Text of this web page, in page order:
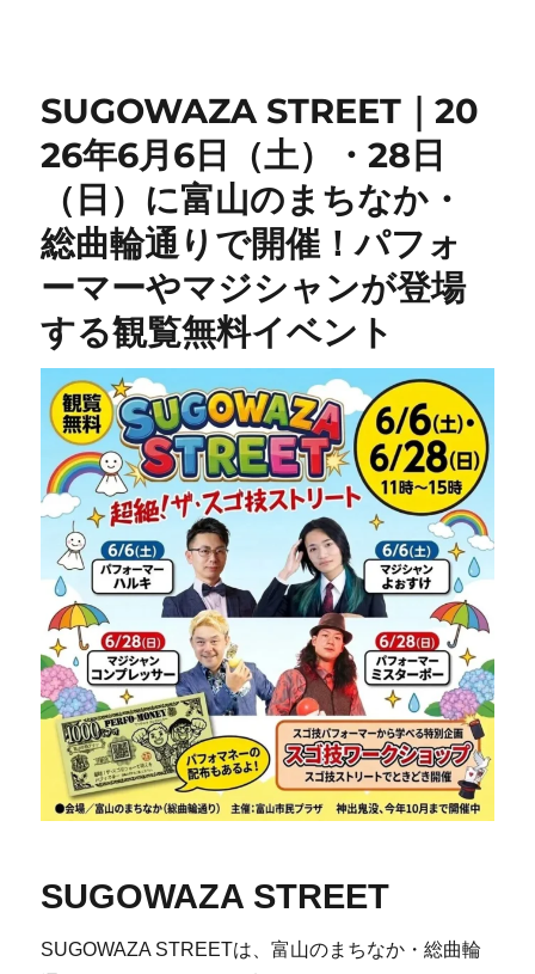
SUGOWAZA STREET｜20
26年6月6日（土）・28日
（日）に富山のまちなか・
総曲輪通りで開催！パフォ
ーマーやマジシャンが登場
する観覧無料イベント
SUGOWAZA STREET
SUGOWAZA STREETは、富山のまちなか・総曲輪